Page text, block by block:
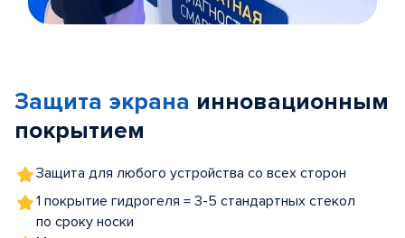
5
Защита экрана инновационным
покрытием
Защита для любого устройства со всех сторон
1 покрытие гидрогеля = 3-5 стандартных стекол
по сроку носки